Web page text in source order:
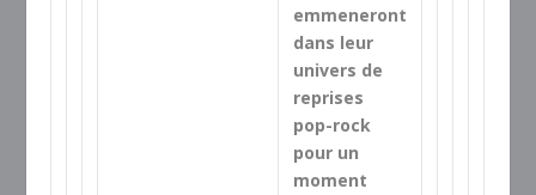
emmeneront
dans leur
univers de
reprises
pop-rock
pour un
moment